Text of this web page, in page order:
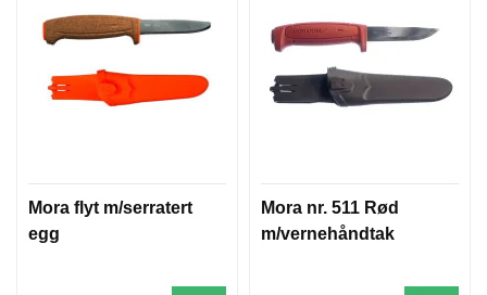
Mora flyt m/serratert
egg
Mora nr. 511 Rød
m/vernehåndtak